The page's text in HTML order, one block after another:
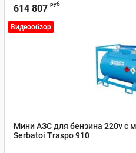
614 807 руб
Видеообзор
Мини АЗС для бензина 220v с
Serbatoi Traspo 910